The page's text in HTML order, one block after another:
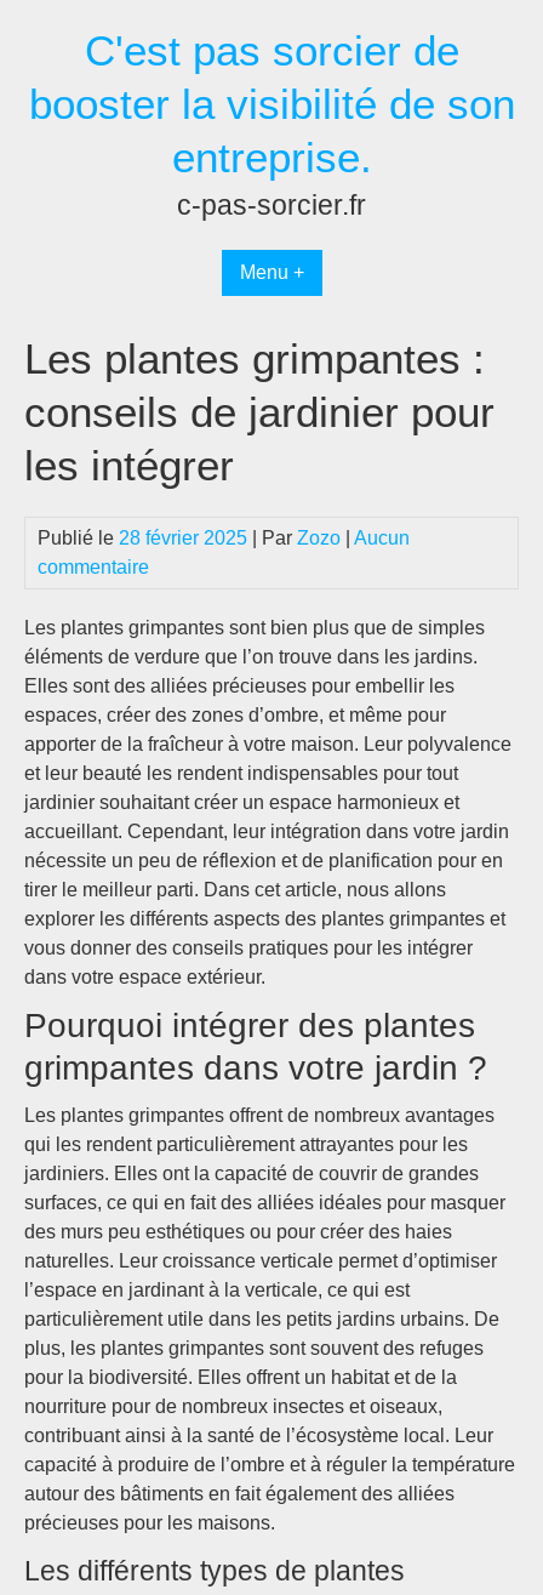
C'est pas sorcier de
booster la visibilité de son
entreprise.
c-pas-sorcier.fr
Menu +
Les plantes grimpantes :
conseils de jardinier pour
les intégrer
Publié le 28 février 2025 | Par Zozo
Aucun
commentaire
Les plantes grimpantes sont bien plus que de simples
éléments de verdure que l’on trouve dans les jardins.
Elles sont des alliées précieuses pour embellir les
espaces, créer des zones d’ombre, et même pour
apporter de la fraîcheur à votre maison. Leur polyvalence
et leur beauté les rendent indispensables pour tout
jardinier souhaitant créer un espace harmonieux et
accueillant. Cependant, leur intégration dans votre jardin
nécessite un peu de réflexion et de planification pour en
tirer le meilleur parti. Dans cet article, nous allons
explorer les différents aspects des plantes grimpantes et
vous donner des conseils pratiques pour les intégrer
dans votre espace extérieur.
Pourquoi intégrer des plantes
grimpantes dans votre jardin ?
Les plantes grimpantes offrent de nombreux avantages
qui les rendent particulièrement attrayantes pour les
jardiniers. Elles ont la capacité de couvrir de grandes
surfaces, ce qui en fait des alliées idéales pour masquer
des murs peu esthétiques ou pour créer des haies
naturelles. Leur croissance verticale permet d’optimiser
l’espace en jardinant à la verticale, ce qui est
particulièrement utile dans les petits jardins urbains. De
plus, les plantes grimpantes sont souvent des refuges
pour la biodiversité. Elles offrent un habitat et de la
nourriture pour de nombreux insectes et oiseaux,
contribuant ainsi à la santé de l’écosystème local. Leur
capacité à produire de l’ombre et à réguler la température
autour des bâtiments en fait également des alliées
précieuses pour les maisons.
Les différents types de plantes